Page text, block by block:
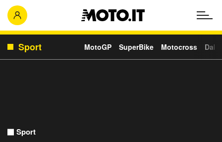
Sport MotoGP SuperBike Motocross
Sport